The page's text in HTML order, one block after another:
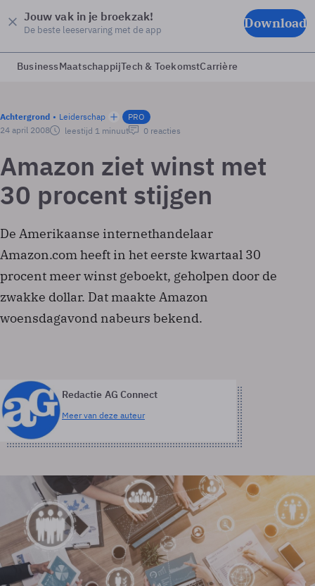
Jouw vak in je broekzak!
De beste leeservaring met de app Download
BusinessMaatschappijTech & ToekomstCarrière
Achtergrond Leiderschap
PRO
24 april 2008
leestijd 1 minuut 0 reacties
Amazon ziet winst met
30 procent stijgen
De Amerikaanse internethandelaar
Amazon.com heeft in het eerste kwartaal 30
procent meer winst geboekt, geholpen door de
zwakke dollar. Dat maakte Amazon
woensdagavond nabeurs bekend.
Redactie AG Connect
Meer van deze auteur